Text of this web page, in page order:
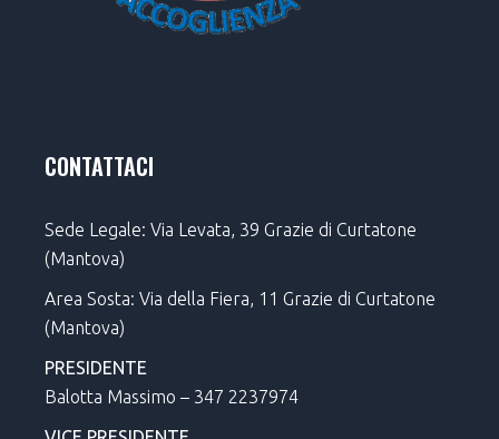
CONTATTACI
Sede Legale: Via Levata, 39 Grazie di Curtatone
(Mantova)
Area Sosta: Via della Fiera, 11 Grazie di Curtatone
(Mantova)
PRESIDENTE
Balotta Massimo – 347 2237974